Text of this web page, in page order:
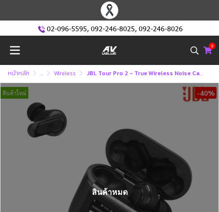
02-096-5595, 092-246-8025, 092-246-8026
0
หน้าหลัก ... Wireless JBL Tour Pro 2 - True Wireless Noise Cancelling Earbuds
สินค้าใหม่ -40%
สินค้าหมด